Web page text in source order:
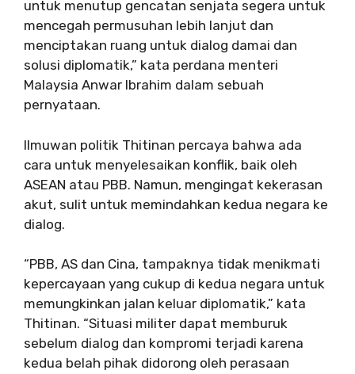
untuk menutup gencatan senjata segera untuk
mencegah permusuhan lebih lanjut dan
menciptakan ruang untuk dialog damai dan
solusi diplomatik,” kata perdana menteri
Malaysia Anwar Ibrahim dalam sebuah
pernyataan.
Ilmuwan politik Thitinan percaya bahwa ada
cara untuk menyelesaikan konflik, baik oleh
ASEAN atau PBB. Namun, mengingat kekerasan
akut, sulit untuk memindahkan kedua negara ke
dialog.
“PBB, AS dan Cina, tampaknya tidak menikmati
kepercayaan yang cukup di kedua negara untuk
memungkinkan jalan keluar diplomatik,” kata
Thitinan. “Situasi militer dapat memburuk
sebelum dialog dan kompromi terjadi karena
kedua belah pihak didorong oleh perasaan